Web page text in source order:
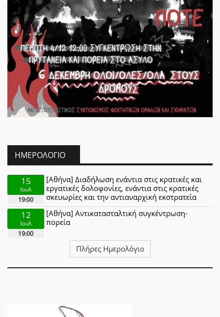
ΗΜΕΡΟΛΌΓΙΟ
15
Ιουλ
19:00
[Αθήνα] Διαδήλωση ενάντια στις κρατικές και
εργατικές δολοφονίες, ενάντια στις κρατικές
σκευωρίες και την αντιαναρχική εκστρατεία
12
Ιουλ
19:00
[Αθήνα] Αντικατασταλτική συγκέντρωση-
πορεία
Πλήρες Ημερολόγιο